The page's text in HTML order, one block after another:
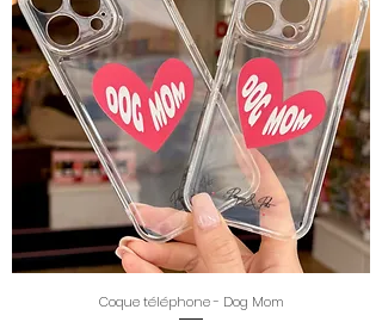
Coque téléphone - Dog Mom